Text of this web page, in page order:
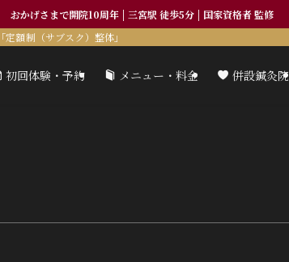
おかげさまで開院10周年 | 三宮駅 徒歩5分 | 国家資格者 監修
額制（サブスク）整体」
初回体験・予約 メニュー・料金 併設鍼灸院